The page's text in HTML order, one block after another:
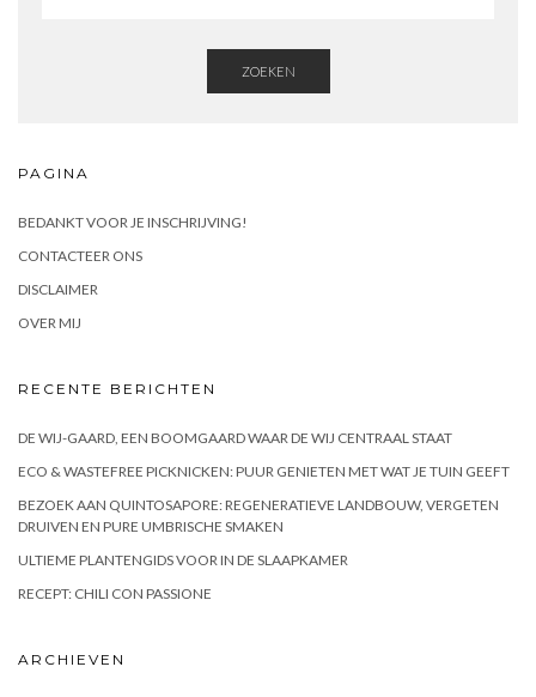
ZOEKEN
PAGINA
BEDANKT VOOR JE INSCHRIJVING!
CONTACTEER ONS
DISCLAIMER
OVER MIJ
RECENTE BERICHTEN
DE WIJ-GAARD, EEN BOOMGAARD WAAR DE WIJ CENTRAAL STAAT
ECO & WASTEFREE PICKNICKEN: PUUR GENIETEN MET WAT JE TUIN GEEFT
BEZOEK AAN QUINTOSAPORE: REGENERATIEVE LANDBOUW, VERGETEN
DRUIVEN EN PURE UMBRISCHE SMAKEN
ULTIEME PLANTENGIDS VOOR IN DE SLAAPKAMER
RECEPT: CHILI CON PASSIONE
ARCHIEVEN